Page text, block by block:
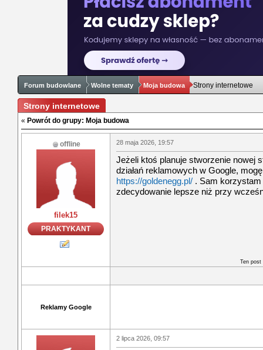
Forum budowlane Wolne tematy Moja budowa Strony internetowe
Strony internetowe
« Powrót do grupy: Moja budowa
offline
filek15
PRAKTYKANT
28 maja 2026, 19:57
Jeżeli ktoś planuje stworzenie nowej
działań reklamowych w Google,
https://goldenegg.pl/ . Sam korzystam
zdecydowanie lepsze niż przy
Ten post
Reklamy Google
2 lipca 2026, 09:57